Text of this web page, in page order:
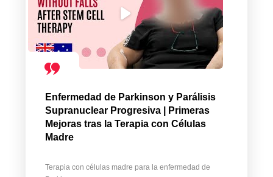
Enfermedad de Parkinson y Parálisis
Supranuclear Progresiva | Primeras
Mejoras tras la Terapia con Células
Madre
Terapia con células madre para la enfermedad de